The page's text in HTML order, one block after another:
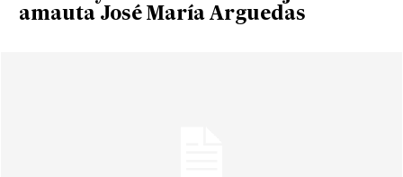
amauta José María Arguedas